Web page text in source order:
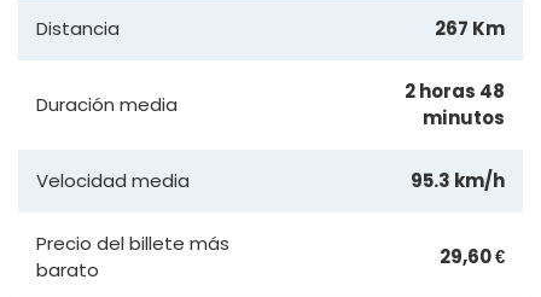
Distancia 267 Km
Duración media
2 horas 48
minutos
Velocidad media 95.3 km/h
Precio del billete más
barato
29,60 €